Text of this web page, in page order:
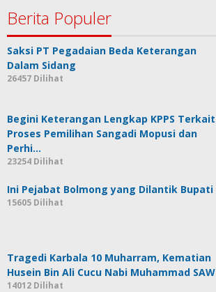
Berita Populer
Saksi PT Pegadaian Beda Keterangan
Dalam Sidang
26457 Dilihat
Begini Keterangan Lengkap KPPS Terkait
Proses Pemilihan Sangadi Mopusi dan
Perhi…
23254 Dilihat
Ini Pejabat Bolmong yang Dilantik Bupati
15605 Dilihat
Tragedi Karbala 10 Muharram, Kematian
Husein Bin Ali Cucu Nabi Muhammad SAW
14012 Dilihat